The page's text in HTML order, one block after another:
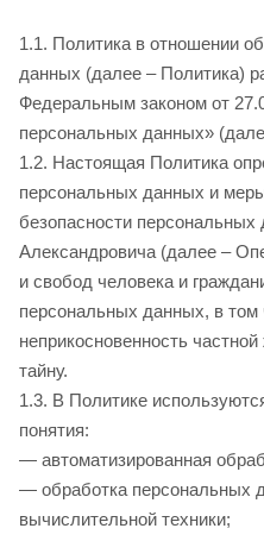
1.1. Политика в отношении
данных (далее – Политика)
Федеральным законом от
персональных данных»
1.2. Настоящая Политика
персональных данных и
безопасности
Александровича (далее –
и свобод человека и
персональных данных, в
неприкосновенность
тайну.
1.3. В Политике
понятия:
— автоматизированная
— обработка персональных
вычислительной техники;